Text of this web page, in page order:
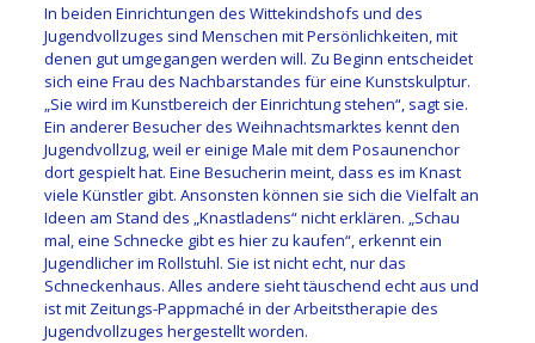
In beiden Einrichtungen des Wittekindshofs und des
Jugendvollzuges sind Menschen mit Persönlichkeiten, mit
denen gut umgegangen werden will. Zu Beginn entscheidet
sich eine Frau des Nachbarstandes für eine Kunstskulptur.
„Sie wird im Kunstbereich der Einrichtung stehen“, sagt sie.
Ein anderer Besucher des Weihnachtsmarktes kennt den
Jugendvollzug, weil er einige Male mit dem Posaunenchor
dort gespielt hat. Eine Besucherin meint, dass es im Knast
viele Künstler gibt. Ansonsten können sie sich die Vielfalt an
Ideen am Stand des „Knastladens“ nicht erklären. „Schau
mal, eine Schnecke gibt es hier zu kaufen“, erkennt ein
Jugendlicher im Rollstuhl. Sie ist nicht echt, nur das
Schneckenhaus. Alles andere sieht täuschend echt aus und
ist mit Zeitungs-Pappmaché in der Arbeitstherapie des
Jugendvollzuges hergestellt worden.